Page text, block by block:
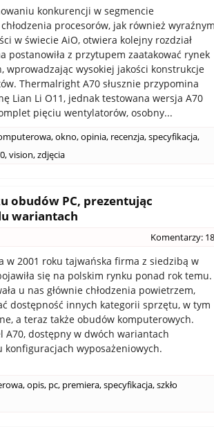
konkurencji w segmencie
procesorów, jak również wyraźnym
w świecie AiO, otwiera kolejny rozdział
postanowiła z przytupem zaatakować rynek
wprowadzając wysokiej jakości konstrukcje
Thermalright A70 słusznie przypomina
Lian Li O11, jednak testowana wersja A70
pięciu wentylatorów, osobny...
,okno,opinia, recenzja,specyfikacja,
,vision,zdjęcia
obudów PC, prezentując
wariantach
Komentarzy: 18
w 2001 roku tajwańska firma z siedzibą w
się na polskim rynku ponad rok temu.
u nas głównie chłodzenia powietrzem,
dostępność innych kategorii sprzętu, w tym
a teraz także obudów komputerowych.
A70, dostępny w dwóch wariantach
konfiguracjach wyposażeniowych.
,opis, pc, premiera,specyfikacja,szkło